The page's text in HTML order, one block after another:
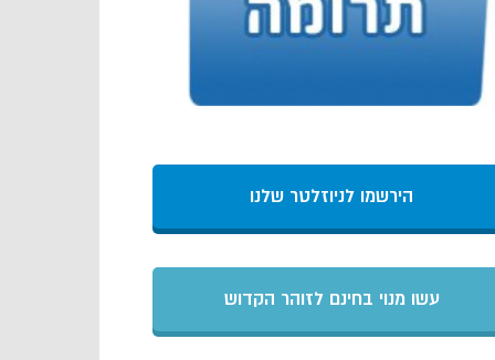
הירשמו לניוזלטר שלנו
עשו מנוי בחינם לזוהר הקדוש